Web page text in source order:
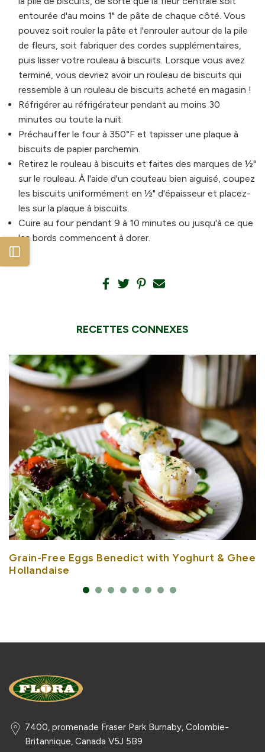
entourée d'au moins 1" de pâte de chaque côté. Vous
pouvez soit rouler la pâte et l'enrouler autour de la pile
de fleurs, soit fabriquer des cordes supplémentaires,
puis lisser votre rouleau à biscuits. Lorsque vous avez
terminé, vous devriez avoir un rouleau de biscuits qui
ressemble à un rouleau de biscuits acheté en magasin !
Réfrigérer au réfrigérateur pendant au moins 30
minutes ou toute la nuit.
Préchauffer le four à 350°F et tapisser une plaque à
biscuits de papier parchemin.
Retirez le rouleau à biscuits et faites des marques de ½"
sur le rouleau. À l'aide d'un couteau bien aiguisé, coupez
les biscuits uniformément en ½" d'épaisseur et placez-
les sur la plaque à biscuits.
Cuire au four pendant 9 à 10 minutes ou jusqu'à ce que
les bords commencent à dorer.
RECETTES CONNEXES
Grain-Free Eggs Benedict with Yoghurt & Ghee
Hollandaise
7400, promenade Fraser Park Burnaby, Colombie-
Britannique, Canada V5J 5B9